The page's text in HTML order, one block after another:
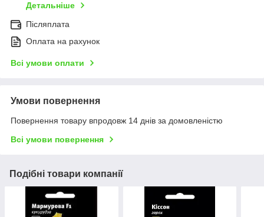
Детальніше
Післяплата
Оплата на рахунок
Всі умови оплати
Умови повернення
Повернення товару впродовж 14 днів за домовленістю
Всі умови повернення
Подібні товари компанії